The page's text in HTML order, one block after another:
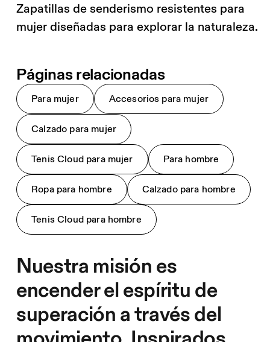
Zapatillas de senderismo resistentes para
mujer diseñadas para explorar la naturaleza.
Páginas relacionadas
Para mujer Accesorios para mujer
Calzado para mujer
Tenis Cloud para mujer Para hombre
Ropa para hombre Calzado para hombre
Tenis Cloud para hombre
Nuestra misión es
encender el espíritu de
superación a través del